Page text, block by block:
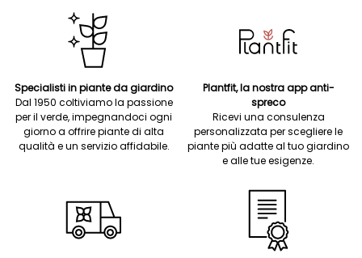
Specialisti in piante da giardino
Dal 1950 coltiviamo la passione
per il verde, impegnandoci ogni
giorno a offrire piante di alta
qualità e un servizio affidabile.
Plantfit, la nostra app anti-
spreco
Ricevi una consulenza
personalizzata per scegliere le
piante più adatte al tuo giardino
e alle tue esigenze.